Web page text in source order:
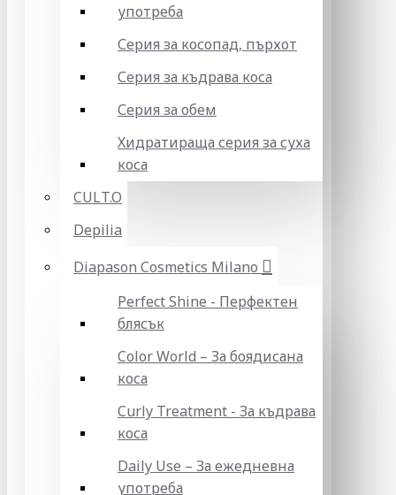
употреба
Серия за косопад, пърхот
Серия за къдрава коса
Серия за обем
Хидратираща серия за суха
коса
CULT.O
Depilia
Diapason Cosmetics Milano
Perfect Shine - Перфектен
блясък
Color World – За боядисана
коса
Curly Treatment - За къдрава
коса
Daily Use – За ежедневна
употреба